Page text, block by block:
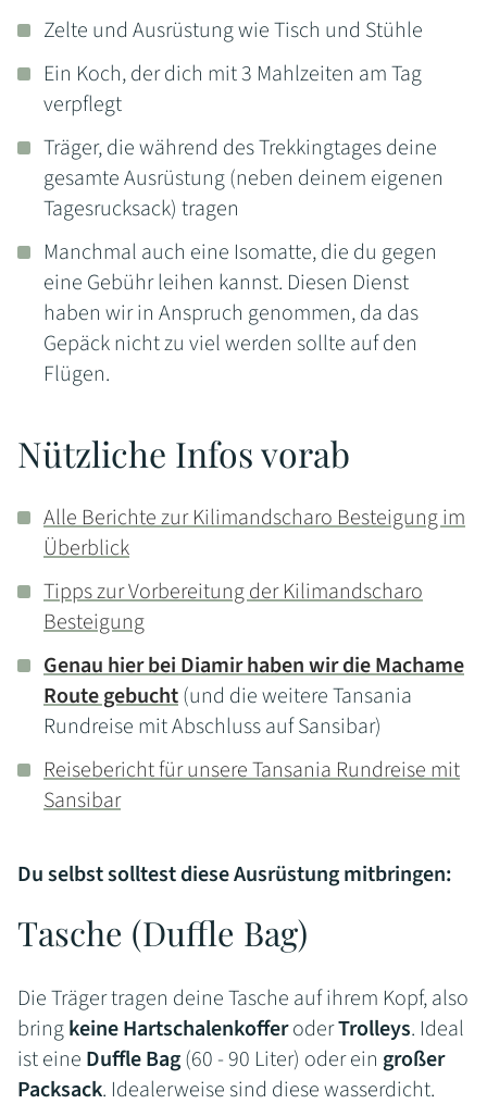
Zelte und Ausrüstung wie Tisch und Stühle
Ein Koch, der dich mit 3 Mahlzeiten am Tag
verpflegt
Träger, die während des Trekkingtages deine
gesamte Ausrüstung (neben deinem eigenen
Tagesrucksack) tragen
Manchmal auch eine Isomatte, die du gegen
eine Gebühr leihen kannst. Diesen Dienst
haben wir in Anspruch genommen, da das
Gepäck nicht zu viel werden sollte auf den
Flügen.
Nützliche Infos vorab
Alle Berichte zur Kilimandscharo Besteigung im
Überblick
Tipps zur Vorbereitung der Kilimandscharo
Besteigung
Genau hier bei Diamir haben wir die Machame
Route gebucht(und die weitere Tansania
Rundreise mit Abschluss auf Sansibar)
Reisebericht für unsere Tansania Rundreise mit
Sansibar
Du selbst solltest diese Ausrüstung mitbringen:
Tasche (Duffle Bag)
Die Träger tragen deine Tasche auf ihrem Kopf, also
bringkeine HartschalenkofferoderTrolleys. Ideal
ist eine Duffle Bag(60 - 90 Liter) oder ein großer
Packsack. Idealerweise sind diese wasserdicht.